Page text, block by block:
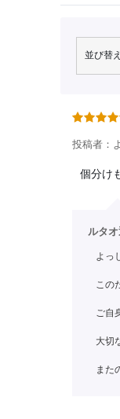
並び替え
投稿者：
個分け
ルタ
よっ
この
ご自
大切
また